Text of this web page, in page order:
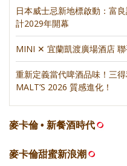
日本威士忌新地標啟動：富
計2029年開幕
MINI ✕ 宜蘭凱渡廣場酒店
重新定義當代啤酒品味！三
MALT’S 2026 質感進化！
麥卡倫 • 新餐酒時代
麥卡倫甜蜜新浪潮